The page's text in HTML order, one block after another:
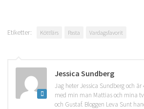
Etiketter: Köttfärs Pasta Vardagsfavorit
Jessica Sundberg
Jag heter Jessica Sundberg och är
med min man Mattias och mina
och Gustaf. Bloggen Leva Sunt